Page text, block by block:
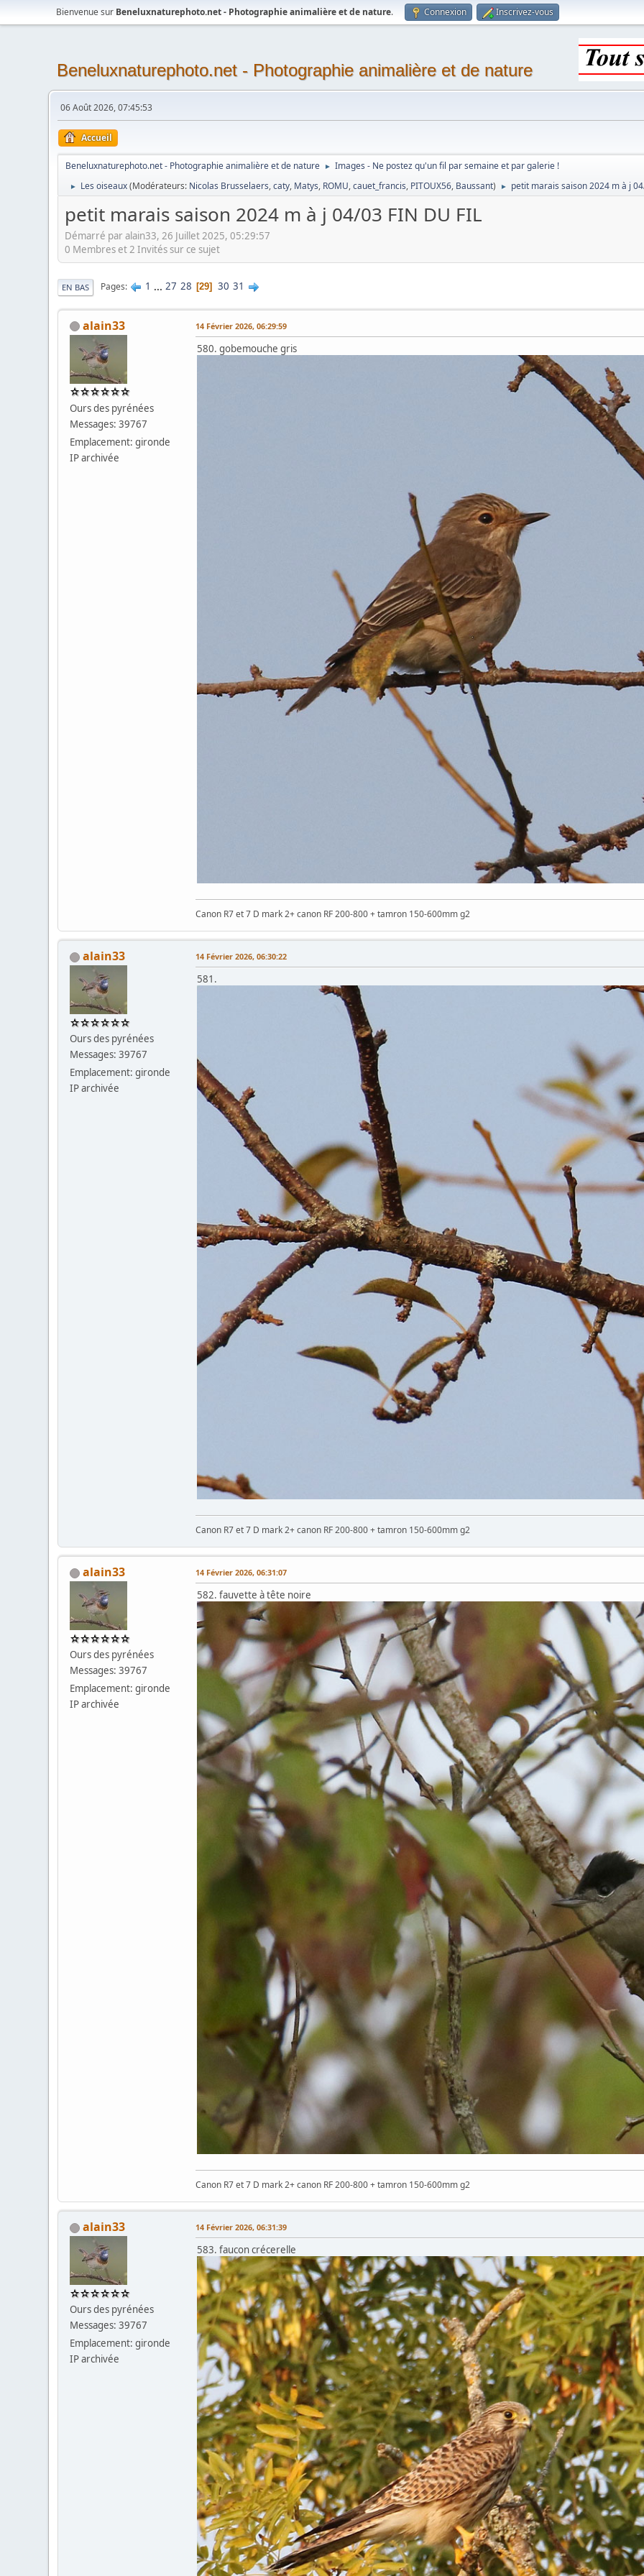
Bienvenue sur Beneluxnaturephoto.net - Photographie animalière et de nature. Connexion Inscrivez-vous
Beneluxnaturephoto.net - Photographie animalière et de nature
06 Août 2026, 07:45:53
Accueil
Beneluxnaturephoto.net - Photographie animalière et de nature ► Images - Ne postez qu'un fil par semaine et par galerie !
► Les oiseaux(Modérateurs: Nicolas Brusselaers,caty, Matys, ROMU,cauet_francis, PITOUX56, Baussant) ► petit marais saison 2024 m à j
petit marais saison 2024 m à j 04/03 FIN DU FIL
Démarré par alain33, 26 Juillet 2025, 05:29:57
0 Membres et 2 Invités sur ce sujet
EN BAS Pages 1 ... 27 28 29 30 31
alain33
Ours des pyrénées
Messages: 39767
Emplacement: gironde
IP archivée
14 Février 2026, 06:29:59
580. gobemouche gris
Canon R7 et 7 D mark 2+ canon RF 200-800 + tamron 150-600mm g2
alain33
Ours des pyrénées
Messages: 39767
Emplacement: gironde
IP archivée
14 Février 2026, 06:30:22
581.
Canon R7 et 7 D mark 2+ canon RF 200-800 + tamron 150-600mm g2
alain33
Ours des pyrénées
Messages: 39767
Emplacement: gironde
IP archivée
14 Février 2026, 06:31:07
582. fauvette à tête noire
Canon R7 et 7 D mark 2+ canon RF 200-800 + tamron 150-600mm g2
alain33
Ours des pyrénées
Messages: 39767
Emplacement: gironde
IP archivée
14 Février 2026, 06:31:39
583. faucon crécerelle